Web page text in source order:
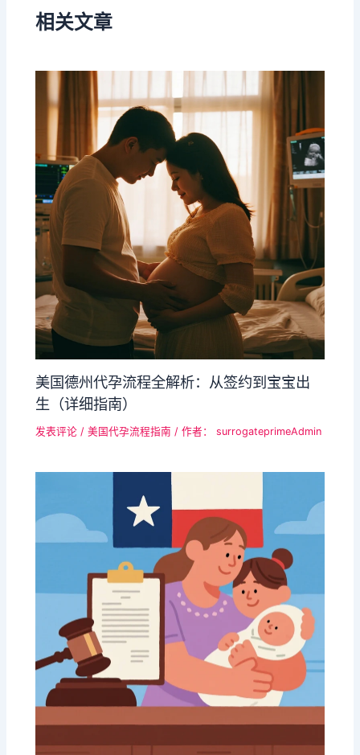
相关文章
美国​德州代孕流程全解析：从签约到宝宝出
生（详细指南）​​
发表评论 /美国代孕流程指南 / 作者： surrogateprimeAdmin